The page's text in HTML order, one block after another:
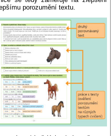
porozumění textu.